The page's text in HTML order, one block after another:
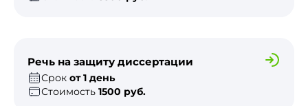
Речь на защиту диссертации
Срок от 1 день
Стоимость 1500 руб.